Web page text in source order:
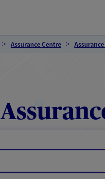
Assurance Centre